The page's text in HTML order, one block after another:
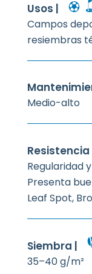
Usos |
Campos
resiembras
Medio-alto
Resistencia
Regularidad
Presenta
Leaf Spot,
Siembra |
35–40 g/m²